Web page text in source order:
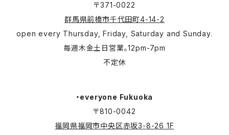
〒371-0022
群馬県前橋市千代田町4-14-2
open every Thursday, Friday, Saturday and Sunday.
毎週木金土日営業。12pm-7pm
不定休
・everyone Fukuoka
〒810-0042
福岡県福岡市中央区赤坂3-8-26 1F